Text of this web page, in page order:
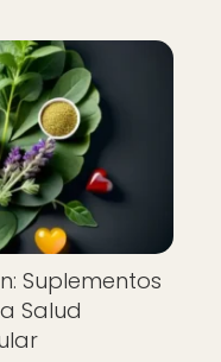
Suplementos
Salud